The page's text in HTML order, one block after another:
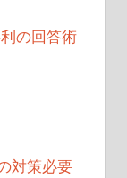
の回答術
対策必要